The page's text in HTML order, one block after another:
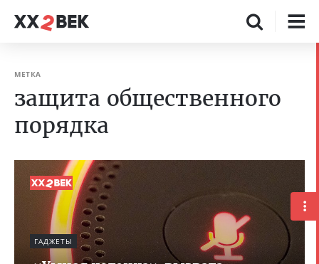
МЕТКА
защита общественного
порядка
ГАДЖЕТЫ